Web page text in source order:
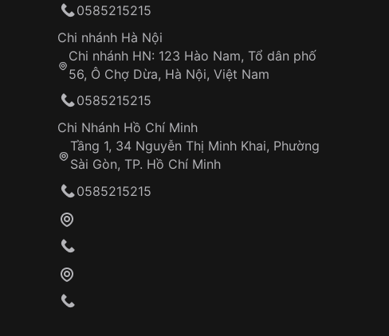
0585215215
Chi nhánh Hà Nội
Chi nhánh HN: 123 Hào Nam, Tổ dân phố
56, Ô Chợ Dừa, Hà Nội, Việt Nam
0585215215
Chi Nhánh Hồ Chí Minh
Tầng 1, 34 Nguyễn Thị Minh Khai, Phường
Sài Gòn, TP. Hồ Chí Minh
0585215215